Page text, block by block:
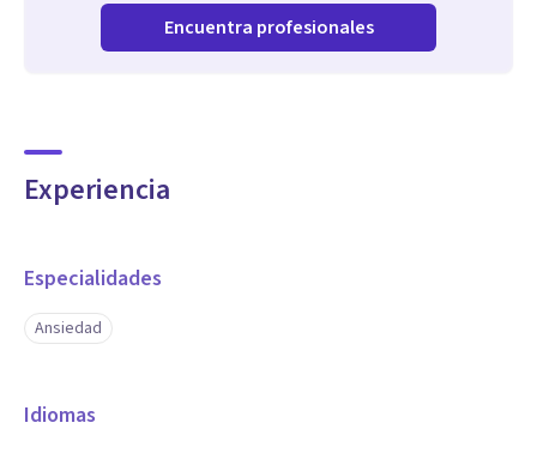
Encuentra profesionales
Experiencia
Especialidades
Ansiedad
Idiomas